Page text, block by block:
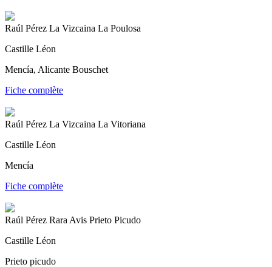
Raúl Pérez La Vizcaina La Poulosa
Castille Léon
Mencía, Alicante Bouschet
Fiche complète
Raúl Pérez La Vizcaina La Vitoriana
Castille Léon
Mencía
Fiche complète
Raúl Pérez Rara Avis Prieto Picudo
Castille Léon
Prieto picudo